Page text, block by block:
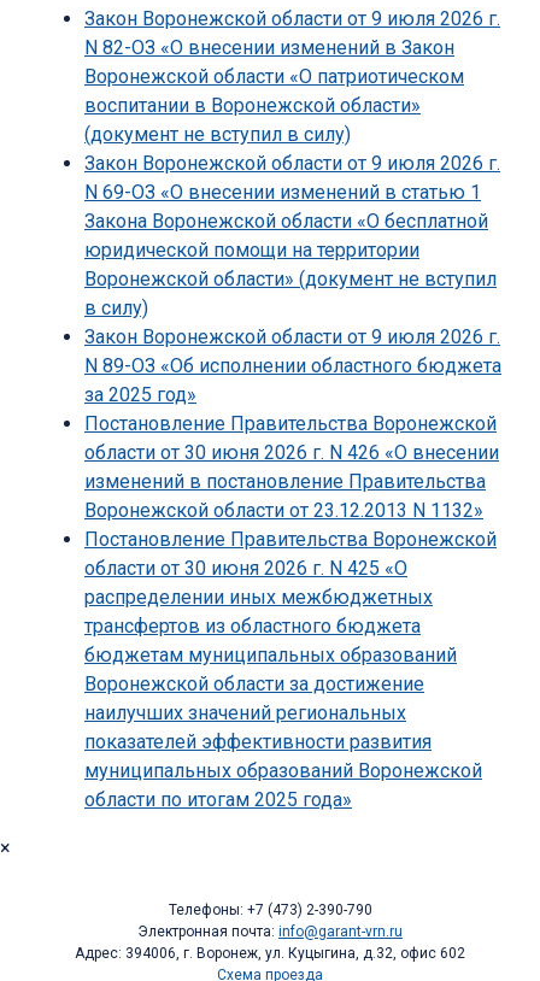
Закон Воронежской области от 9 июля 2026 г.
N 82-ОЗ «О внесении изменений в Закон
Воронежской области «О патриотическом
воспитании в Воронежской области»
(документ не вступил в силу)
Закон Воронежской области от 9 июля 2026 г.
N 69-ОЗ «О внесении изменений в статью 1
Закона Воронежской области «О бесплатной
юридической помощи на территории
Воронежской области» (документ не вступил
в силу)
Закон Воронежской области от 9 июля 2026 г.
N 89-ОЗ «Об исполнении областного бюджета
за 2025 год»
Постановление Правительства Воронежской
области от 30 июня 2026 г. N 426 «О внесении
изменений в постановление Правительства
Воронежской области от 23.12.2013 N 1132»
Постановление Правительства Воронежской
области от 30 июня 2026 г. N 425 «О
распределении иных межбюджетных
трансфертов из областного бюджета
бюджетам муниципальных образований
Воронежской области за достижение
наилучших значений региональных
показателей эффективности развития
муниципальных образований Воронежской
области по итогам 2025 года»
×
Телефоны: +7 (473) 2-390-790
Электронная почта: info@garant-vrn.ru
Адрес: 394006, г. Воронеж, ул. Куцыгина, д.32, офис 602
Схема проезда